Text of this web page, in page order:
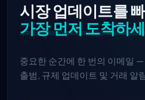
시장 업데이트를
가장 먼저 도착하
중요한 순간에 한 번의 이메일
출범, 규제 업데이트 및 거래 알